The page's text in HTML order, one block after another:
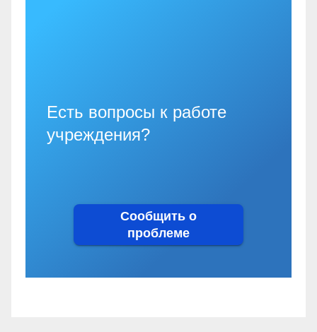
Есть вопросы к работе
учреждения?
Сообщить о
проблеме